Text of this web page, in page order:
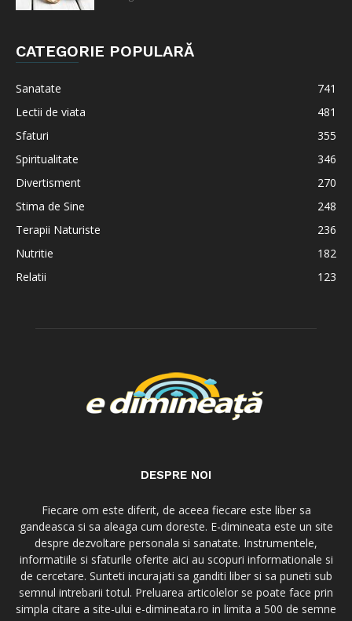
CATEGORIE POPULARĂ
Sanatate
741
Lectii de viata
481
Sfaturi
355
Spiritualitate
346
Divertisment
270
Stima de Sine
248
Terapii Naturiste
236
Nutritie
182
Relatii
123
DESPRE NOI
Fiecare om este diferit, de aceea fiecare este liber sa
gandeasca si sa aleaga cum doreste. E-dimineata este un site
despre dezvoltare personala si sanatate. Instrumentele,
informatiile si sfaturile oferite aici au scopuri informationale si
de cercetare. Sunteti incurajati sa ganditi liber si sa puneti sub
semnul intrebarii totul. Preluarea articolelor se poate face prin
simpla citare a site-ului e-dimineata.ro in limita a 500 de semne